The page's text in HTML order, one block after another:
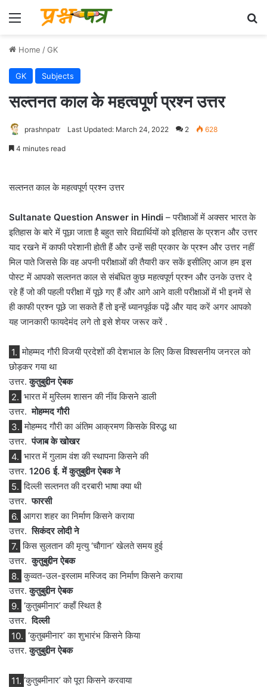
Menu
Home /GK
GK Subjects
सल्तनत काल के महत्वपूर्ण प्रश्न उत्तर
prashnpatr Last Updated: March 24, 2022 2 628
4 minutes read
सल्तनत काल के महत्वपूर्ण प्रश्न उत्तर
Sultanate Question Answer in Hindi – परीक्षाओं में अक्सर भारत के
इतिहास के बारे में पूछा जाता है बहुत सारे विद्यार्थियों को इतिहास के प्रशन और उत्तर
याद रखने में काफी परेशानी होती हैं और उन्हें सही प्रकार के प्रश्न और उत्तर नहीं
मिल पाते जिससे कि वह अपनी परीक्षाओं की तैयारी कर सकें इसीलिए आज हम इस
पोस्ट में आपको सल्तनत काल से संबंधित कुछ महत्वपूर्ण प्रश्न और उनके उत्तर दे
रहे हैं जो की पहली परीक्षा में पूछे गए हैं और आगे आने वाली परीक्षाओं में भी इनमें से
ही काफी प्रश्न पूछे जा सकते हैं तो इन्हें ध्यानपूर्वक पढ़ें और याद करें अगर आपको
यह जानकारी फायदेमंद लगे तो इसे शेयर जरूर करें .
1. मोहम्मद गौरी विजयी प्रदेशों की देशभाल के लिए किस विश्वसनीय जनरल को
छोड़कर गया था
उत्तर.कुतुबुद्दीन ऐबक
2. भारत में मुस्लिम शासन की नींव किसने डाली
उत्तर. मोहम्मद गौरी
3. मोहम्मद गौरी का अंतिम आक्रमण किसके विरुद्ध था
उत्तर. पंजाब के खोखर
4. भारत में गुलाम वंश की स्थापना किसने की
उत्तर. 1206 ई. में कुतुबुद्दीन ऐबक ने
5. दिल्ली सल्तनत की दरबारी भाषा क्या थी
उत्तर. फारसी
6. आगरा शहर का निर्माण किसने कराया
उत्तर. सिकंदर लोदी ने
7. किस सुलतान की मृत्यु ‘चौगान’ खेलते समय हुई
उत्तर. कुतुबुद्दीन ऐबक
8. कुव्वत-उल-इस्लाम मस्जिद का निर्माण किसने कराया
उत्तर.कुतुबुद्दीन ऐबक
9. ‘कुतुबमीनार’ कहाँ स्थित है
उत्तर. दिल्ली
10. ‘कुतुबमीनार’ का शुभारंभ किसने किया
उत्तर.कुतुबुद्दीन ऐबक
11. ‘कुतुबमीनार’ को पूरा किसने करवाया